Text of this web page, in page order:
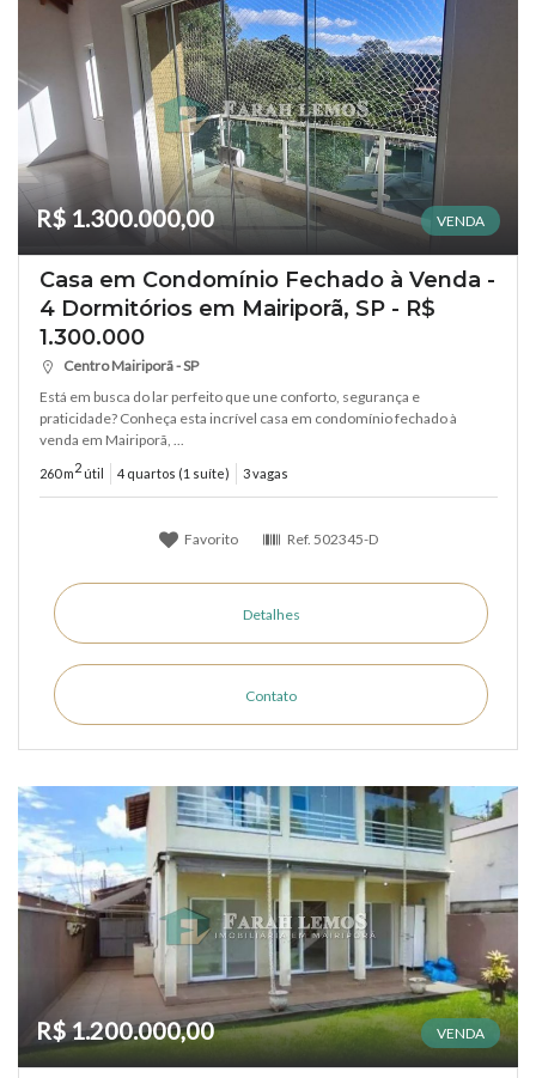
R$ 1.300.000,00 VENDA
Casa em Condomínio Fechado à Venda -
4 Dormitórios em Mairiporã, SP - R$
1.300.000
Centro Mairiporã - SP
Está em busca do lar perfeito que une conforto, segurança e
praticidade? Conheça esta incrível casa em condomínio fechado à
venda em Mairiporã, ...
260 m2 útil 4 quartos (1 suíte) 3 vagas
Favorito Ref. 502345-D
Detalhes
Contato
R$ 1.200.000,00 VENDA